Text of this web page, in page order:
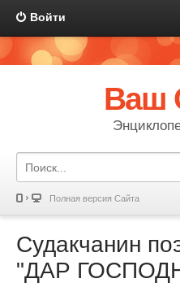
Войти
Ваш
Полная версия Сайта
Судакчанин
"ДАР